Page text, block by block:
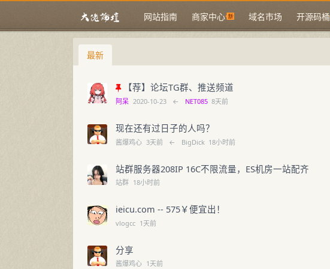
网站指南 商家中心 域名市场 开源码桶
大佬论坛
最新
【荐】论坛TG群、推送频道
阿呆 2020-10-23 ← NET085 8天前
现在还有过日子的人吗？
酱爆鸡心 3天前 ← BigDick 18小时前
站群服务器208IP 16C不限流量，ES机房一站配齐
站群 18小时前
ieicu.com -- 575￥便宜出！
vlogcc 1天前
分享
酱爆鸡心 1天前